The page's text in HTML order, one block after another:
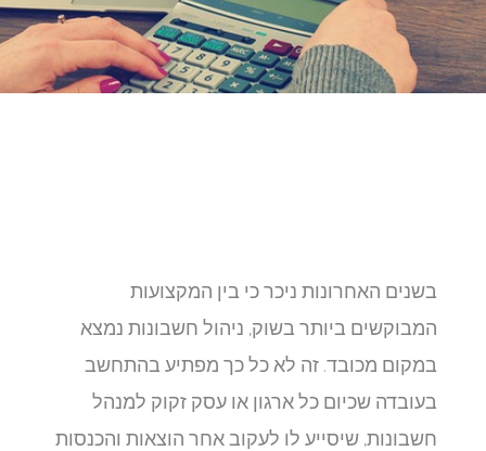
בשנים האחרונות ניכר כי בין המקצועות
המבוקשים ביותר בשוק, ניהול חשבונות נמצא
במקום מכובד. זה לא כל כך מפתיע בהתחשב
בעובדה שכיום כל ארגון או עסק זקוק למנהל
חשבונות, שיסייע לו לעקוב אחר הוצאות והכנסות